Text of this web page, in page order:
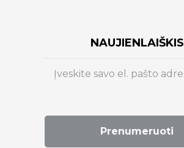
NAUJIENLAIŠKIS